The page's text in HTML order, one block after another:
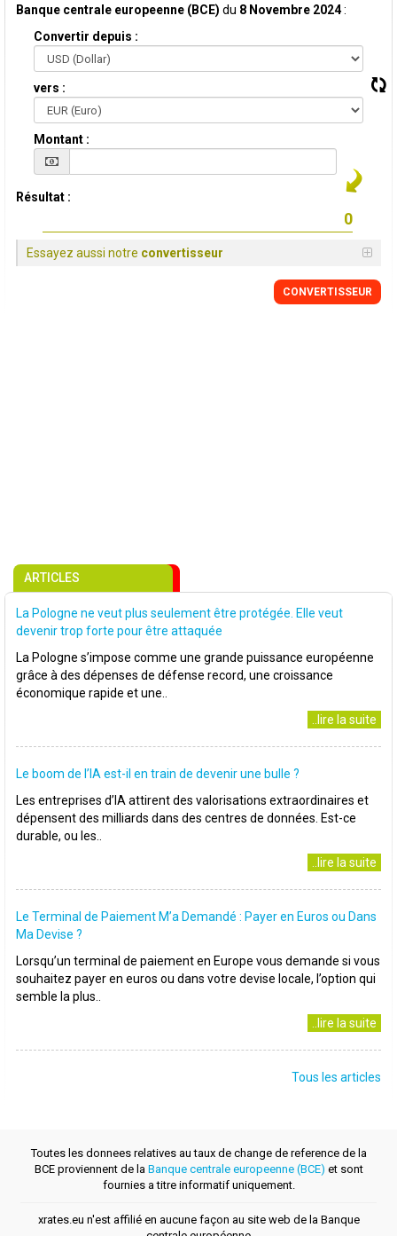
Banque centrale europeenne (BCE) du 8 Novembre 2024:
Convertir depuis :
vers :
Montant :
Résultat :
Essayez aussi notre convertisseur
CONVERTISSEUR
ARTICLES
La Pologne ne veut plus seulement être protégée. Elle veut
devenir trop forte pour être attaquée
La Pologne s’impose comme une grande puissance européenne
grâce à des dépenses de défense record, une croissance
économique rapide et une..
..lire la suite
Le boom de l’IA est-il en train de devenir une bulle ?
Les entreprises d’IA attirent des valorisations extraordinaires et
dépensent des milliards dans des centres de données. Est-ce
durable, ou les..
..lire la suite
Le Terminal de Paiement M’a Demandé : Payer en Euros ou Dans
Ma Devise ?
Lorsqu’un terminal de paiement en Europe vous demande si vous
souhaitez payer en euros ou dans votre devise locale, l’option qui
semble la plus..
..lire la suite
Tous les articles
Toutes les donnees relatives au taux de change de reference de la
BCE proviennent de la Banque centrale europeenne (BCE) et sont
fournies a titre informatif uniquement.
xrates.eu n'est affilié en aucune façon au site web de la Banque